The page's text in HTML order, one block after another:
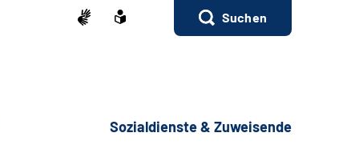
Suchen
Sozialdienste & Zuweisende